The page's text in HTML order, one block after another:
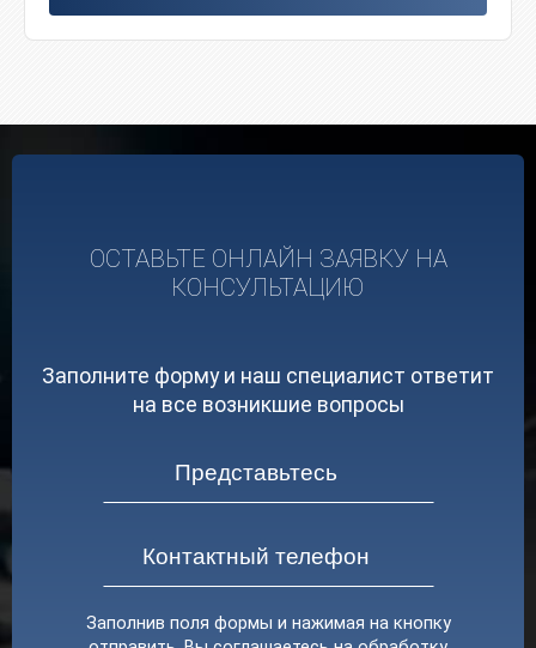
ОСТАВЬТЕ ОНЛАЙН ЗАЯВКУ НА
КОНСУЛЬТАЦИЮ
Заполните форму и наш специалист ответит
на все возникшие вопросы
Заполнив поля формы и нажимая на кнопку